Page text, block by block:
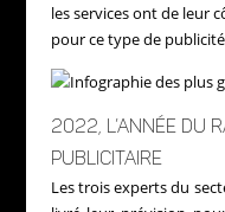
les services ont de leur
pour ce type de
2022, L’ANNÉE DU
PUBLICITAIRE
Les trois experts du